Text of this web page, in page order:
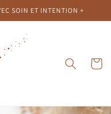
SOIN ET INTENTION +
Panier